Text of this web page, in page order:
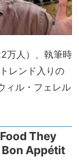
万人）、執筆時
レンド入りの
ィル・フェレル
They
Bon Appétit